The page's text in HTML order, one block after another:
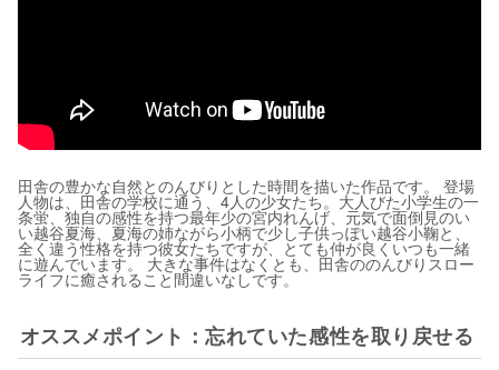
田舎の豊かな自然とのんびりとした時間を描いた作品です。 登場
人物は、田舎の学校に通う、4人の少女たち。大人びた小学生の一
条蛍、独自の感性を持つ最年少の宮内れんげ、元気で面倒見のい
い越谷夏海、夏海の姉ながら小柄で少し子供っぽい越谷小鞠と、
全く違う性格を持つ彼女たちですが、とても仲が良くいつも一緒
に遊んでいます。 大きな事件はなくとも、田舎ののんびりスロー
ライフに癒されること間違いなしです。
オススメポイント：忘れていた感性を取り戻せる